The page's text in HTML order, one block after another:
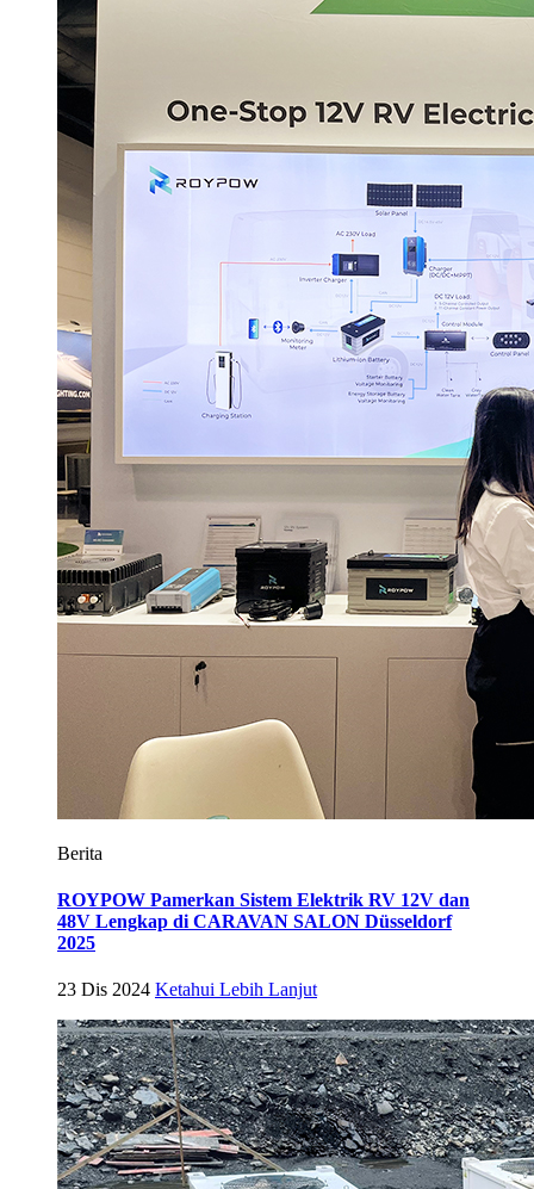
Berita
ROYPOW Pamerkan Sistem Elektrik RV 12V dan
48V Lengkap di CARAVAN SALON Düsseldorf
2025
23 Dis 2024 Ketahui Lebih Lanjut